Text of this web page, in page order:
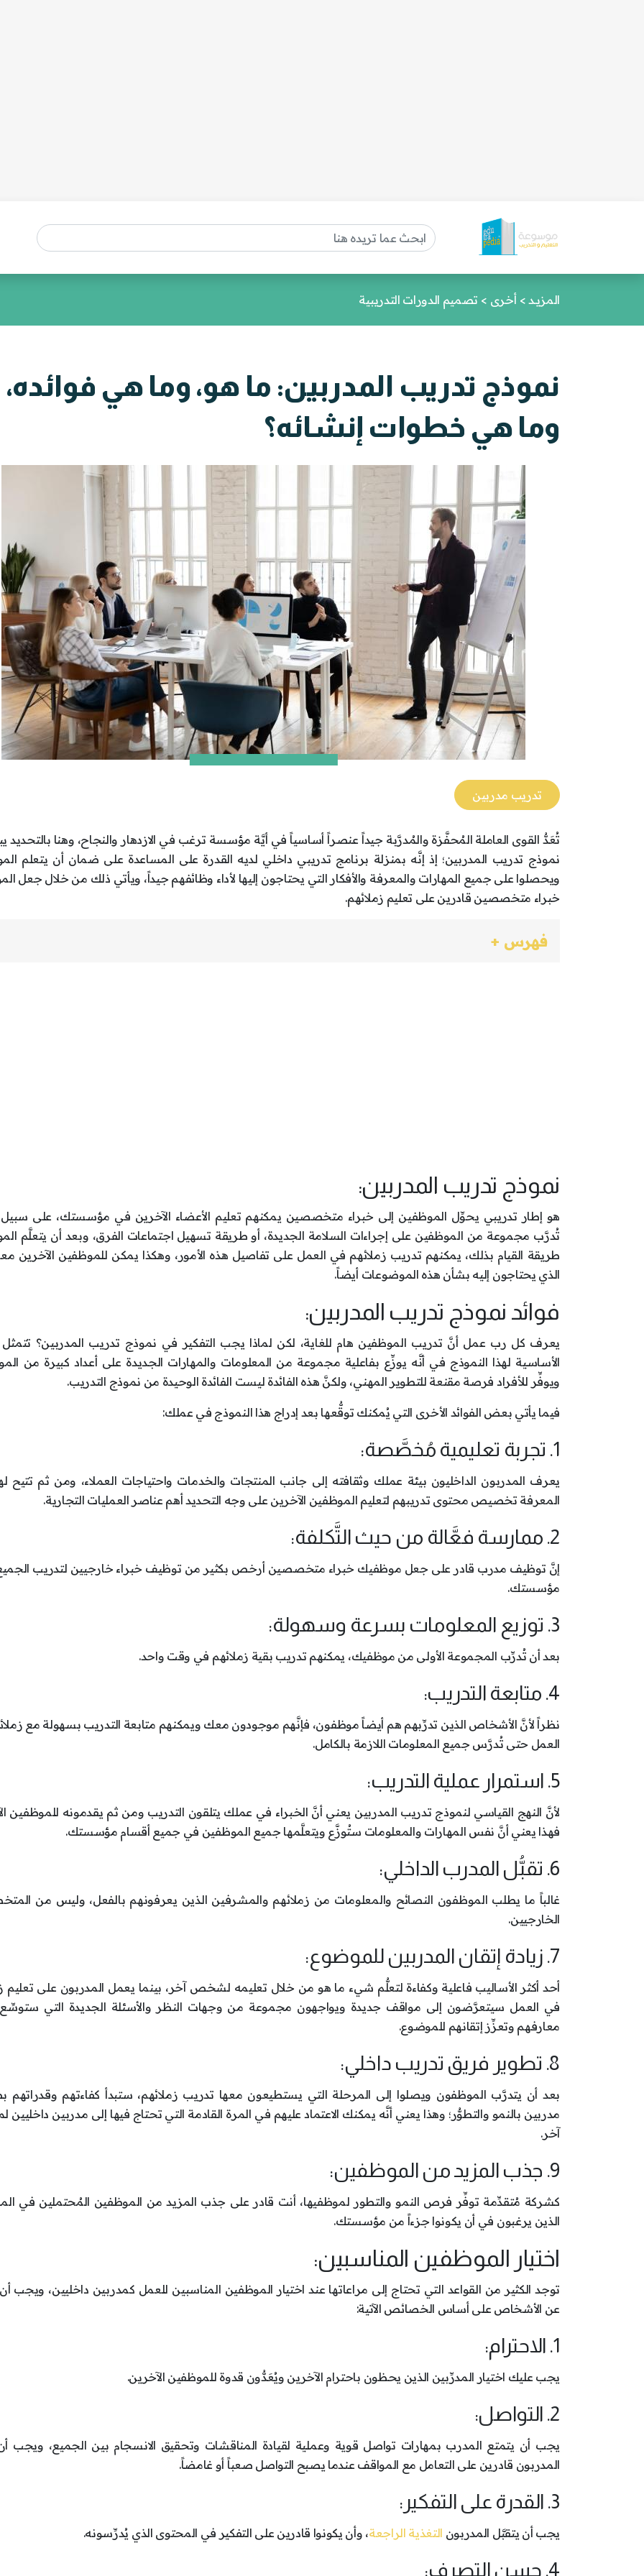
المزيـد > أخرى > تصميم الدورات التدريبية
نموذج تدريب المدربين: ما هو، وما هي فوائده،
وما هي خطوات إنشائه؟
تدريب مدربين
تُعَدُّ القوى العاملة المُحفَّزة والمُدرَّبة جيداً عنصراً أساسياً في أيَّة مؤسسة ترغب في الازدهار والنجاح، وهنا بالتحديد
نموذج تدريب المدربين؛ إذ إنَّه بمنزلة برنامج تدريبي داخلي لديه القدرة على المساعدة على ضمان أن يتعلم
ويحصلوا على جميع المهارات والمعرفة والأفكار التي يحتاجون إليها لأداء وظائفهم جيداً، ويأتي ذلك من خلال جعل
خبراء متخصصين قادرين على تعليم زملائهم.
فهرس +
نموذج تدريب المدربين:
هو إطار تدريبي يحوِّل الموظفين إلى خبراء متخصصين يمكنهم تعليم الأعضاء الآخرين في مؤسستك، على سبيل
تُدرَّب مجموعة من الموظفين على إجراءات السلامة الجديدة، أو طريقة تسهيل اجتماعات الفرق، وبعد أن يتعلَّم
طريقة القيام بذلك، يمكنهم تدريب زملائهم في العمل على تفاصيل هذه الأمور، وهكذا يمكن للموظفين الآخرين
الذي يحتاجون إليه بشأن هذه الموضوعات أيضاً.
فوائد نموذج تدريب المدربين:
يعرف كل رب عمل أنَّ تدريب الموظفين هام للغاية، لكن لماذا يجب التفكير في نموذج تدريب المدربين؟ تتمثل
الأساسية لهذا النموذج في أنَّه يوزِّع بفاعلية مجموعة من المعلومات والمهارات الجديدة على أعداد كبيرة من
ويوفِّر للأفراد فرصة مقنعة للتطوير المهني، ولكنَّ هذه الفائدة ليست الفائدة الوحيدة من نموذج التدريب.
فيما يأتي بعض الفوائد الأخرى التي يُمكنك توقُّعها بعد إدراج هذا النموذج في عملك:
1. تجربة تعليمية مُخصَّصة:
يعرف المدربون الداخليون بيئة عملك وثقافته إلى جانب المنتجات والخدمات واحتياجات العملاء، ومن ثم تتيح
المعرفة تخصيص محتوى تدريبهم لتعليم الموظفين الآخرين على وجه التحديد أهم عناصر العمليات التجارية.
2. ممارسة فعَّالة من حيث التَّكلفة:
إنَّ توظيف مدرب قادر على جعل موظفيك خبراء متخصصين أرخص بكثير من توظيف خبراء خارجيين لتدريب
مؤسستك.
3. توزيع المعلومات بسرعة وسهولة:
بعد أن تُدرِّب المجموعة الأولى من موظفيك، يمكنهم تدريب بقية زملائهم في وقت واحد.
4. متابعة التدريب:
نظراً لأنَّ الأشخاص الذين تدرِّبهم هم أيضاً موظفون، فإنَّهم موجودون معك ويمكنهم متابعة التدريب بسهولة مع
العمل حتى تُدرَّس جميع المعلومات اللازمة بالكامل.
5. استمرار عملية التدريب:
لأنَّ النهج القياسي لنموذج تدريب المدربين يعني أنَّ الخبراء في عملك يتلقون التدريب ومن ثم يقدمونه للموظفين
فهذا يعني أنَّ نفس المهارات والمعلومات ستُوزَّع ويتعلَّمها جميع الموظفين في جميع أقسام مؤسستك.
6. تقبُّل المدرب الداخلي:
غالباً ما يطلب الموظفون النصائح والمعلومات من زملائهم والمشرفين الذين يعرفونهم بالفعل، وليس من
الخارجيين.
7. زيادة إتقان المدربين للموضوع:
أحد أكثر الأساليب فاعلية وكفاءة لتعلُّم شيء ما هو من خلال تعليمه لشخص آخر، بينما يعمل المدربون على تعليم
في العمل سيتعرَّضون إلى مواقف جديدة ويواجهون مجموعة من وجهات النظر والأسئلة الجديدة التي ستوسِّع
معارفهم وتعزِّز إتقانهم للموضوع.
8. تطوير فريق تدريب داخلي:
بعد أن يتدرَّب الموظفون ويصلوا إلى المرحلة التي يستطيعون معها تدريب زملائهم، ستبدأ كفاءتهم وقدراتهم
مدربين بالنمو والتطوُّر؛ وهذا يعني أنَّه يمكنك الاعتماد عليهم في المرة القادمة التي تحتاج فيها إلى مدربين داخليين
آخر.
9. جذب المزيد من الموظفين:
كشركة مُتقدِّمة توفِّر فرص النمو والتطور لموظفيها، أنت قادر على جذب المزيد من الموظفين المُحتملين في
الذين يرغبون في أن يكونوا جزءاً من مؤسستك.
اختيار الموظفين المناسبين:
توجد الكثير من القواعد التي تحتاج إلى مراعاتها عند اختيار الموظفين المناسبين للعمل كمدربين داخليين، ويجب
عن الأشخاص على أساس الخصائص الآتية:
1. الاحترام:
يجب عليك اختيار المدرِّبين الذين يحظون باحترام الآخرين ويُعَدُّون قدوة للموظفين الآخرين.
2. التواصل:
يجب أن يتمتع المدرب بمهارات تواصل قوية وعملية لقيادة المناقشات وتحقيق الانسجام بين الجميع، ويجب
المدربون قادرين على التعامل مع المواقف عندما يصبح التواصل صعباً أو غامضاً.
3. القدرة على التفكير:
يجب أن يتقبَّل المدربون التغذية الراجعة، وأن يكونوا قادرين على التفكير في المحتوى الذي يُدرِّسونه.
4. حسن التصرف: